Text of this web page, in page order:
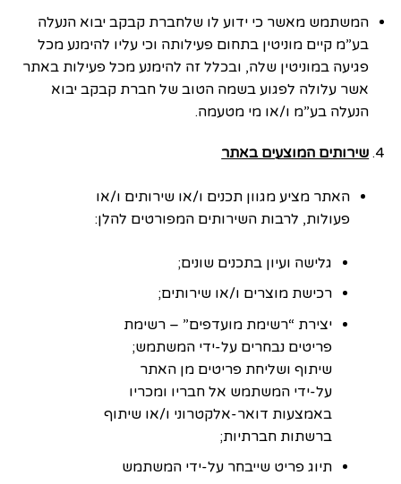
המשתמש מאשר כי ידוע לו שלחברת קבקב יבוא הנעלה
בע”מ קיים מוניטין בתחום פעילותה וכי עליו להימנע מכל
פגיעה במוניטין שלה, ובכלל זה להימנע מכל פעילות באתר
אשר עלולה לפגוע בשמה הטוב של חברת קבקב יבוא
הנעלה בע”מ ו/או מי מטעמה.
שירותים המוצעים באתר
האתר מציע מגוון תכנים ו/או שירותים ו/או
פעולות, לרבות השירותים המפורטים להלן:
גלישה ועיון בתכנים שונים;
רכישת מוצרים ו/או שירותים;
יצירת “רשימת מועדפים” – רשימת
פריטים נבחרים על-ידי המשתמש;
שיתוף ושליחת פריטים מן האתר
על-ידי המשתמש אל חבריו ומכריו
באמצעות דואר-אלקטרוני ו/או שיתוף
ברשתות חברתיות;
תיוג פריט שייבחר על-ידי המשתמש